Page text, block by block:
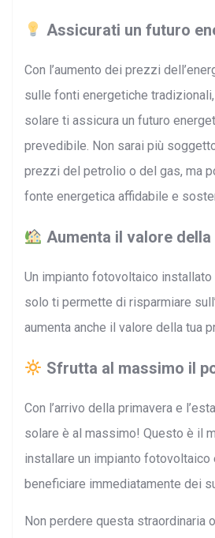
Assicurati un futuro
Con l’aumento dei prezzi
sulle fonti energetiche
solare ti assicura un futuro
prevedibile. Non sarai più
prezzi del petrolio o del gas, ma
fonte energetica affidabile e
Aumenta il valore della
Un impianto fotovoltaico installato
solo ti permette di risparmiare
aumenta anche il valore della tua
Sfrutta al massimo il
Con l’arrivo della primavera e
solare è al massimo! Questo è il
installare un impianto fotovoltaico
beneficiare immediatamente dei
Non perdere questa straordinaria